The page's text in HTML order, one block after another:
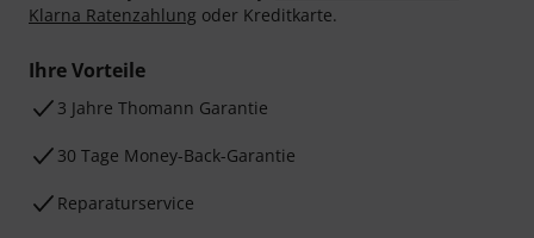
Klarna Ratenzahlung oder Kreditkarte.
Ihre Vorteile
3 Jahre Thomann Garantie
30 Tage Money-Back-Garantie
Reparaturservice